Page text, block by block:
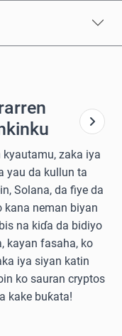
zaka iya
yau da kullun ta
Solana, da fiye da
kana neman biyan
na kiɗa da bidiyo
kayan fasaha, ko
iya siyan katin
ko sauran cryptos
kake buƙata!